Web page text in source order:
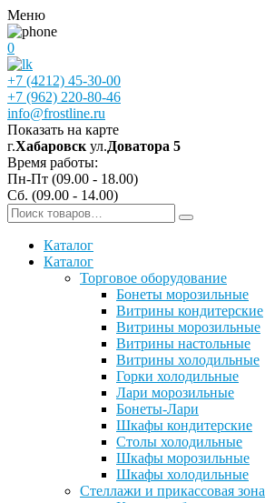
Меню
0
+7 (4212) 45-30-00
+7 (962) 220-80-46
info@frostline.ru
Показать на карте
г.Хабаровск ул.Доватора 5
Время работы:
Пн-Пт (09.00 - 18.00)
Сб. (09.00 - 14.00)
Каталог
Каталог
Торговое оборудование
Бонеты морозильные
Витрины кондитерские
Витрины морозильные
Витрины настольные
Витрины холодильные
Горки холодильные
Лари морозильные
Бонеты-Лари
Шкафы кондитерские
Столы холодильные
Шкафы морозильные
Шкафы холодильные
Стеллажи и прикассовая зона